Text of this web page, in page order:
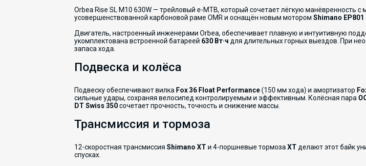
Orbea Rise SL M10 630W — трейловый e-MTB, который сочетает лёгкую манёвренность
усовершенствованной карбоновой раме OMR и оснащён новым мотором Shimano EP801
Двигатель, настроенный инженерами Orbea, обеспечивает плавную и интуитивную
укомплектована встроенной батареей 630 Вт·ч для длительных горных выездов. При
запаса хода.
Подвеска и колёса
Подвеску обеспечивают вилка Fox 36 Float Performance(150 мм хода) и амортизатор
сильные удары, сохраняя велосипед контролируемым и эффективным. Колёсная пара
DT Swiss 350сочетает прочность, точность и снижение массы.
Трансмиссия и тормоза
12-скоростная трансмиссия Shimano XT и 4-поршневые тормоза XT делают этот байк
спусках.